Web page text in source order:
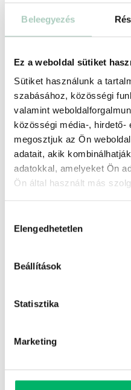
Beleegyezés
Ez a weboldal sütiket
Sütiket használunk a
szabásához, közösségi
valamint
közösségi média-, hirdető-
megosztjuk az Ön
adatait, akik
adatokkal, amelyeket Ön
Ön által használt más
kiválasztása
Elengedhetetlen
Beállítások
Statisztika
Marketing
vállalatot
A teljes játékválasztékot a
https://www.playvr.hu/
Érvényesség
2027-02-08 -ig
Foglalási
Partnerünkről
1134 Budapest Róbert
emelet